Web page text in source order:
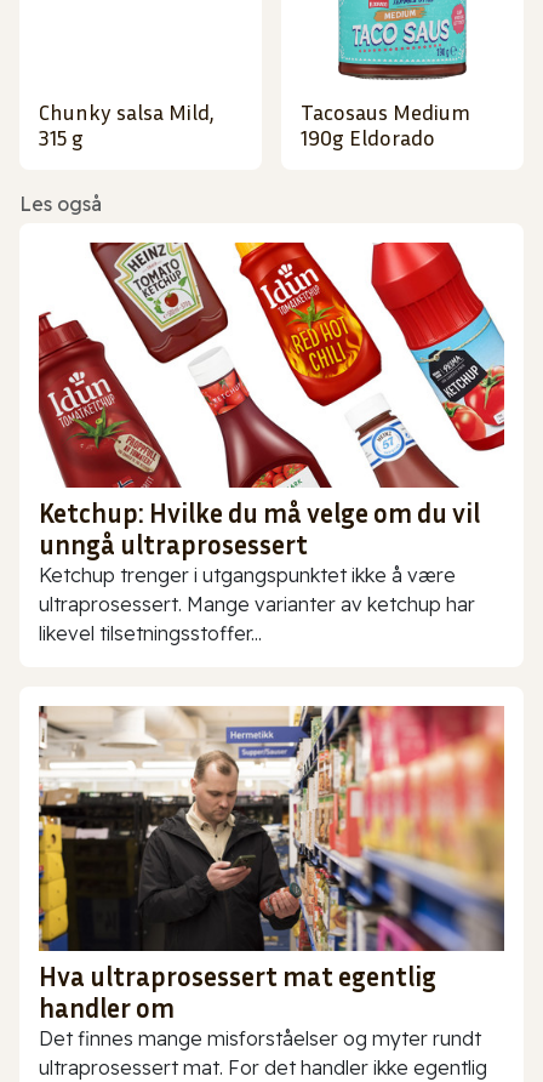
Chunky salsa Mild,
315 g
Tacosaus Medium
190g Eldorado
Les også
Ketchup: Hvilke du må velge om du vil
unngå ultraprosessert
Ketchup trenger i utgangspunktet ikke å være
ultraprosessert. Mange varianter av ketchup har
likevel tilsetningsstoffer...
Hva ultraprosessert mat egentlig
handler om
Det finnes mange misforståelser og myter rundt
ultraprosessert mat. For det handler ikke egentlig